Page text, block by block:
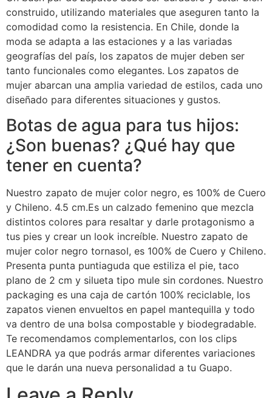
construido, utilizando materiales que aseguren tanto la
comodidad como la resistencia. En Chile, donde la
moda se adapta a las estaciones y a las variadas
geografías del país, los zapatos de mujer deben ser
tanto funcionales como elegantes. Los zapatos de
mujer abarcan una amplia variedad de estilos, cada uno
diseñado para diferentes situaciones y gustos.
Botas de agua para tus hijos:
¿Son buenas? ¿Qué hay que
tener en cuenta?
Nuestro zapato de mujer color negro, es 100% de Cuero
y Chileno. 4.5 cm.Es un calzado femenino que mezcla
distintos colores para resaltar y darle protagonismo a
tus pies y crear un look increíble. Nuestro zapato de
mujer color negro tornasol, es 100% de Cuero y Chileno.
Presenta punta puntiaguda que estiliza el pie, taco
plano de 2 cm y silueta tipo mule sin cordones. Nuestro
packaging es una caja de cartón 100% reciclable, los
zapatos vienen envueltos en papel mantequilla y todo
va dentro de una bolsa compostable y biodegradable.
Te recomendamos complementarlos, con los clips
LEANDRA ya que podrás armar diferentes variaciones
que le darán una nueva personalidad a tu Guapo.